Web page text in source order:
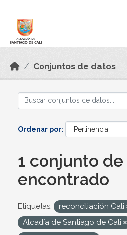
Conjuntos de datos
Ordenar por
1 conjunto
encontrado
Etiquetas:
reconciliación Cali
Alcadía de Santiago de Cali